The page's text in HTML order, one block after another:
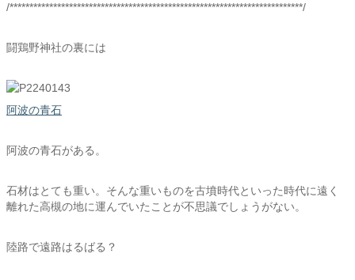
/**************************************************************************/
闘鶏野神社の裏には
阿波の青石
阿波の青石がある。
石材はとても重い。そんな重いものを古墳時代といった時代に遠く
離れた高槻の地に運んでいたことが不思議でしょうがない。
陸路で遠路はるばる？